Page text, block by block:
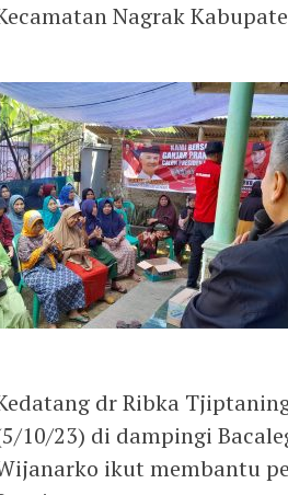
Nagrak
dr Ribka
10/23) di dampingi
ikut membantu